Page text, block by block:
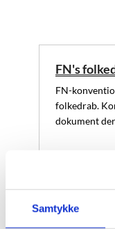
Samtykke
FN's
FN-
folkedrab.
dokument